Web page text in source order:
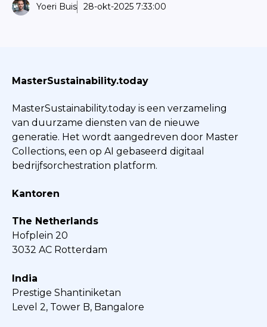
Yoeri Buis 28-okt-2025 7:33:00
MasterSustainability.today
MasterSustainability.today is een verzameling
van duurzame diensten van de nieuwe
generatie. Het wordt aangedreven door Master
Collections, een op AI gebaseerd digitaal
bedrijfsorchestration platform.
Kantoren
The Netherlands
Hofplein 20
3032 AC Rotterdam
India
Prestige Shantiniketan
Level 2, Tower B, Bangalore